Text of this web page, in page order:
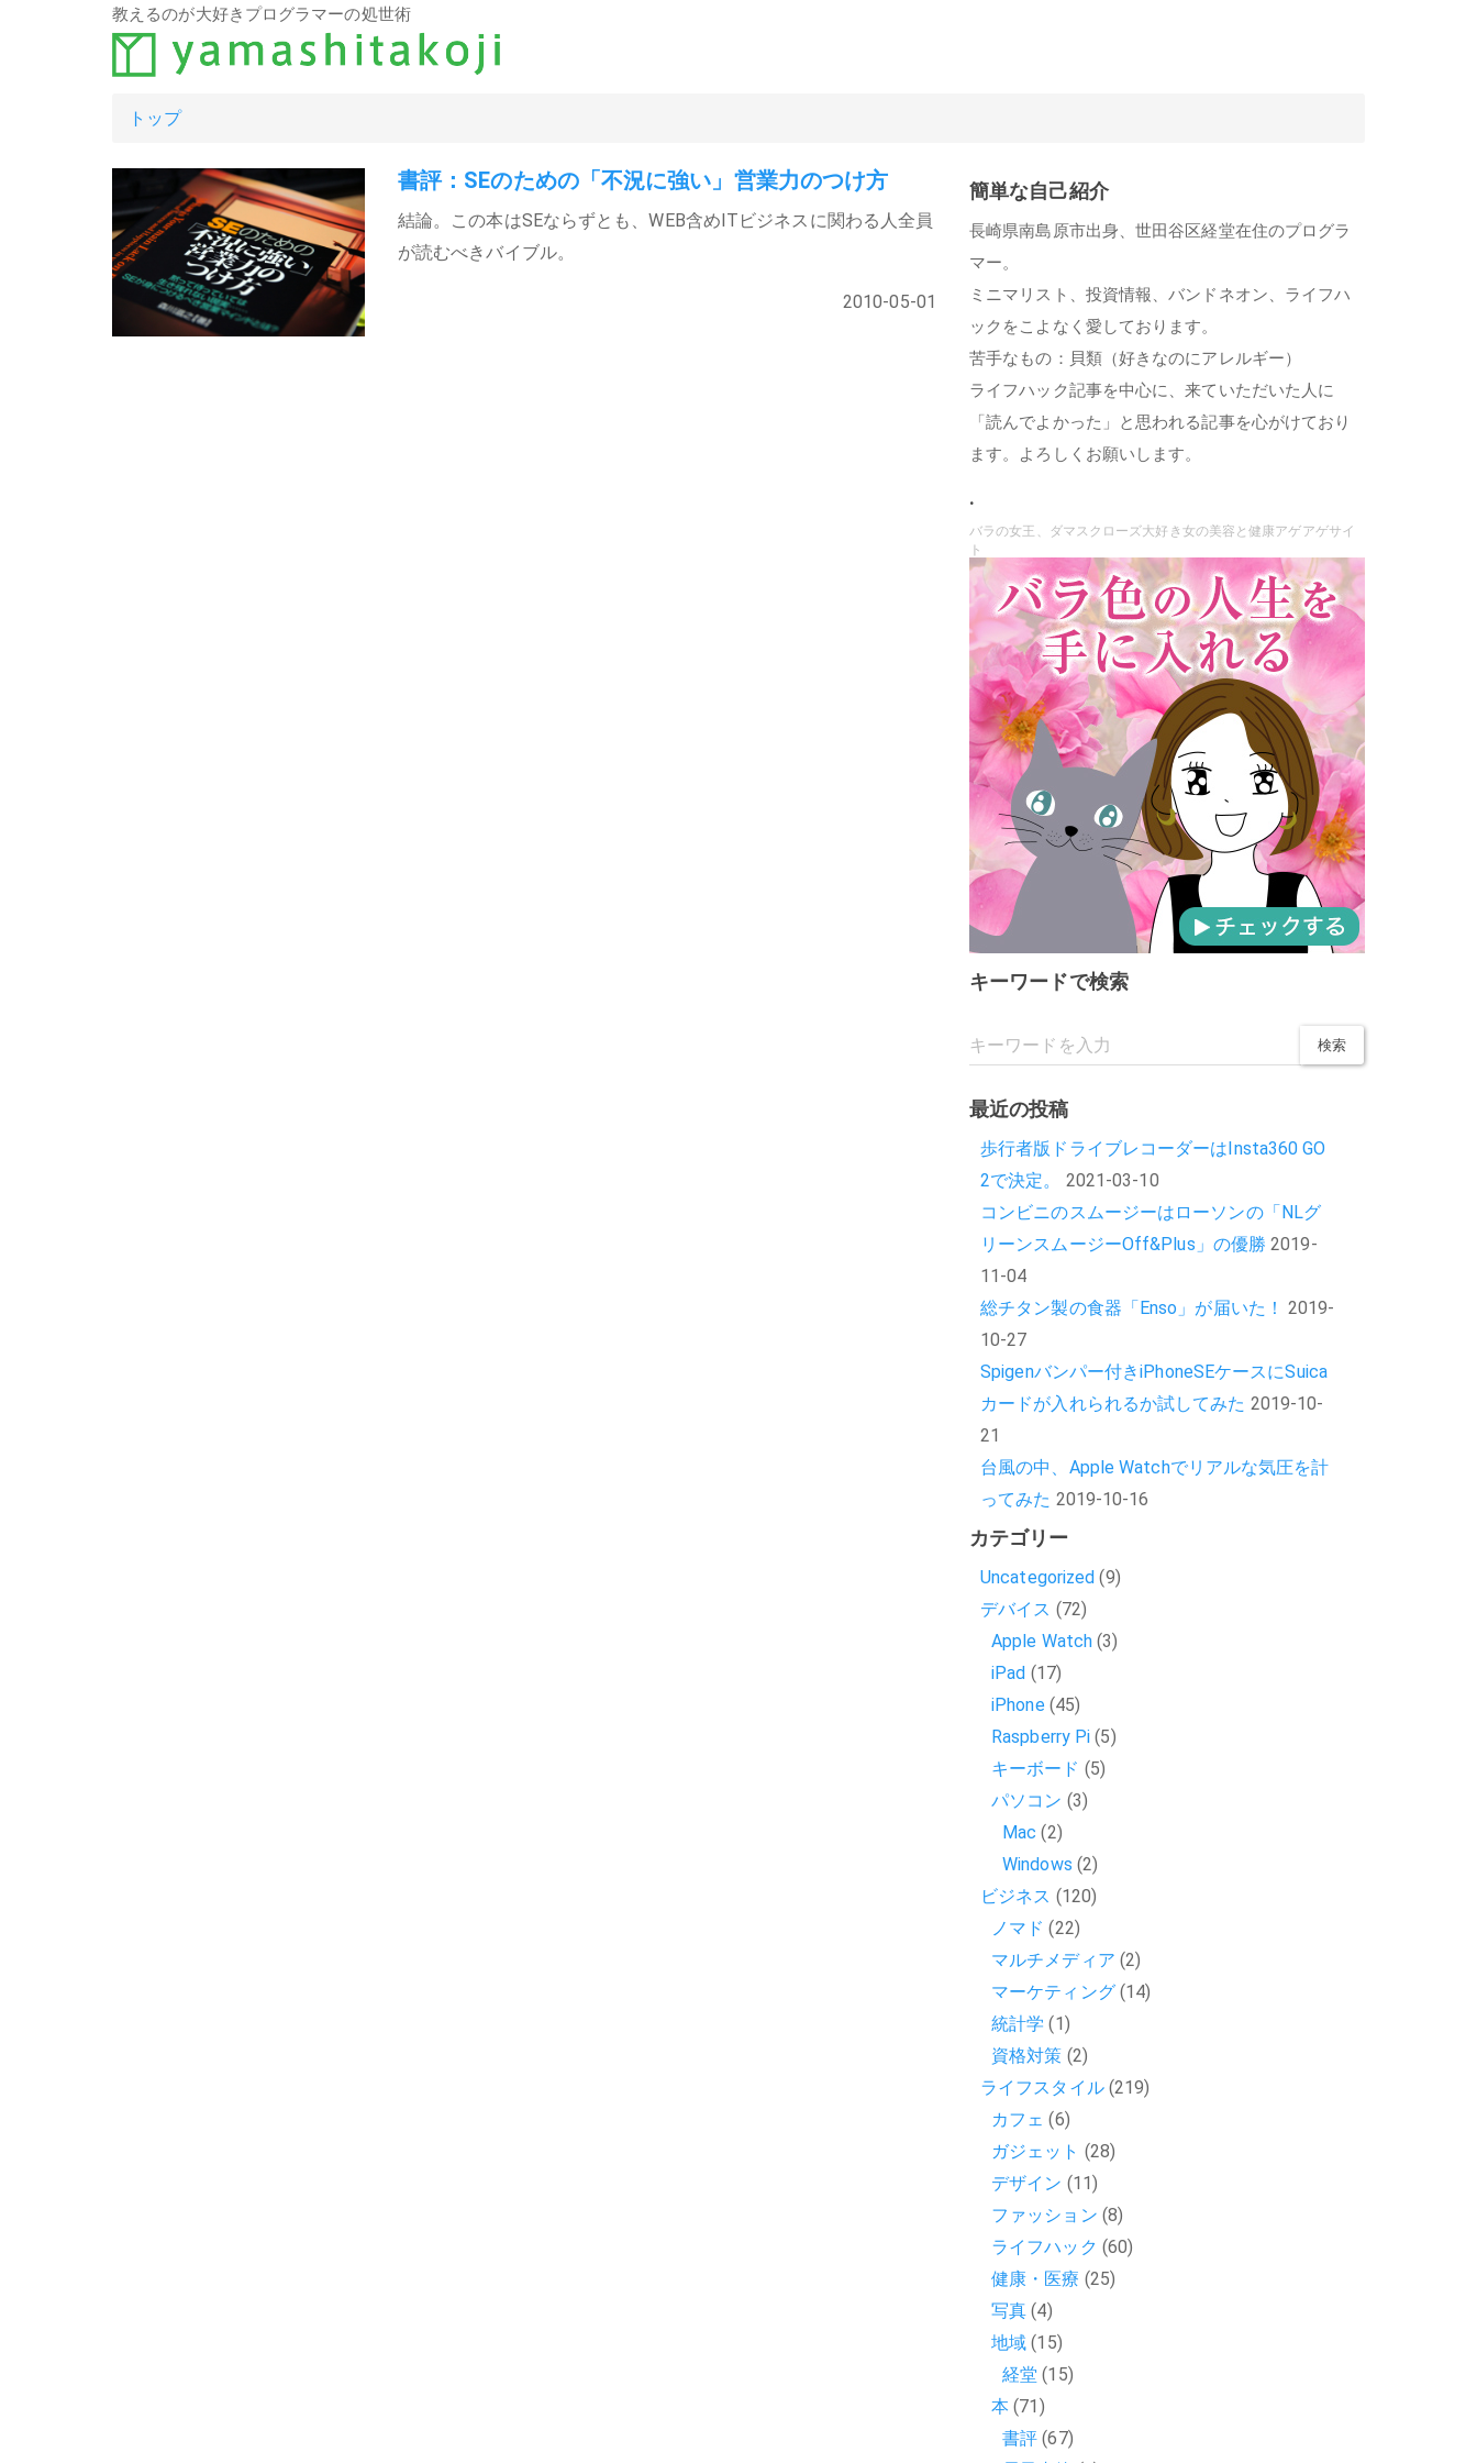
教えるのが大好きプログラマーの処世術
トップ
書評：SEのための「不況に強い」営業力のつけ方
結論。この本はSEならずとも、WEB含めITビジネスに関わる人全員
が読むべきバイブル。
2010-05-01
簡単な自己紹介
長崎県南島原市出身、世田谷区経堂在住のプログラ
マー。
ミニマリスト、投資情報、バンドネオン、ライフハ
ックをこよなく愛しております。
苦手なもの：貝類（好きなのにアレルギー）
ライフハック記事を中心に、来ていただいた人に
「読んでよかった」と思われる記事を心がけており
ます。よろしくお願いします。
.
バラの女王、ダマスクローズ大好き女の美容と健康アゲアゲサイ
ト
キーワードで検索
最近の投稿
歩行者版ドライブレコーダーはInsta360 GO
2で決定。
2021-03-10
コンビニのスムージーはローソンの「NLグ
リーンスムージーOff&Plus」の優勝 2019-
11-04
総チタン製の食器「Enso」が届いた！ 2019-
10-27
Spigenバンパー付きiPhoneSEケースにSuica
カードが入れられるか試してみた 2019-10-
21
台風の中、Apple Watchでリアルな気圧を計
ってみた 2019-10-16
カテゴリー
Uncategorized (9)
デバイス (72)
Apple Watch (3)
iPad (17)
iPhone(45)
Raspberry Pi (5)
キーボード (5)
パソコン (3)
Mac (2)
Windows (2)
ビジネス (120)
ノマド (22)
マルチメディア (2)
マーケティング(14)
統計学 (1)
資格対策 (2)
ライフスタイル(219)
カフェ (6)
ガジェット (28)
デザイン (11)
ファッション (8)
ライフハック (60)
健康・医療 (25)
写真 (4)
地域 (15)
経堂 (15)
本 (71)
書評 (67)